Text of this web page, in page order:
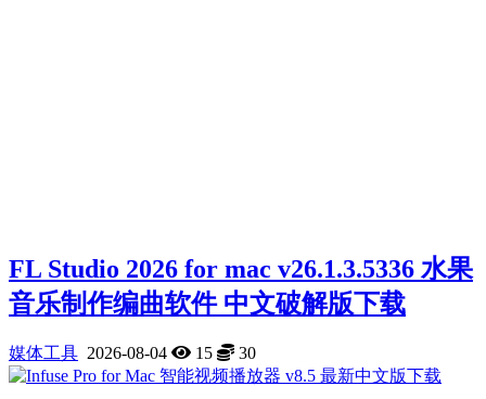
FL Studio 2026 for mac v26.1.3.5336 水果
音乐制作编曲软件 中文破解版下载
媒体工具 2026-08-04 15 30